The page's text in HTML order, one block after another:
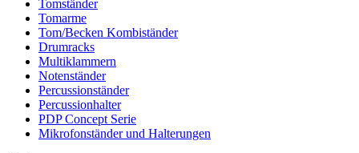
Tomständer
Tomarme
Tom/Becken Kombiständer
Drumracks
Multiklammern
Notenständer
Percussionständer
Percussionhalter
PDP Concept Serie
Mikrofonständer und Halterungen